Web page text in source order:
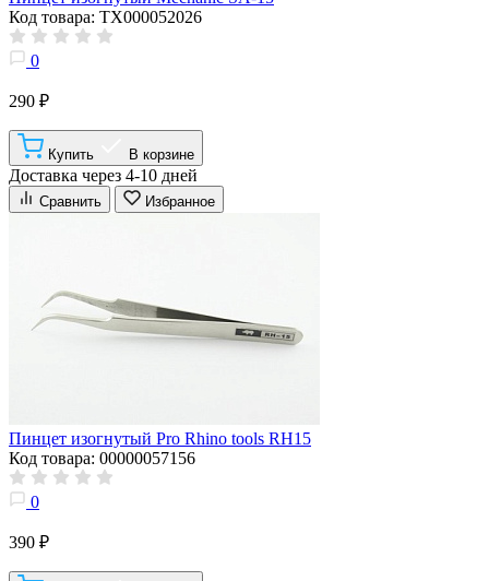
Код товара: ТХ000052026
0
290 ₽
Купить В корзине
Доставка через 4-10 дней
Сравнить Избранное
Пинцет изогнутый Pro Rhino tools RH15
Код товара: 00000057156
0
390 ₽